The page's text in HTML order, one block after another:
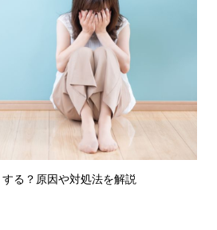
る？原因や対処法を解説